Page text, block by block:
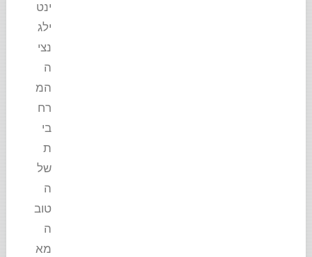
ינט
ילג
נצי
ה
המ
רח
בי
ת
של
ה
טוב
ה
מא